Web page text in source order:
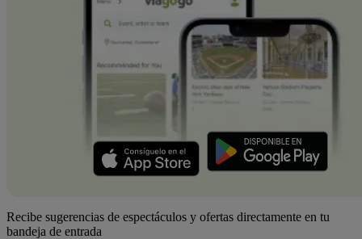
Recibe sugerencias de espectáculos y ofertas directamente en tu
bandeja de entrada